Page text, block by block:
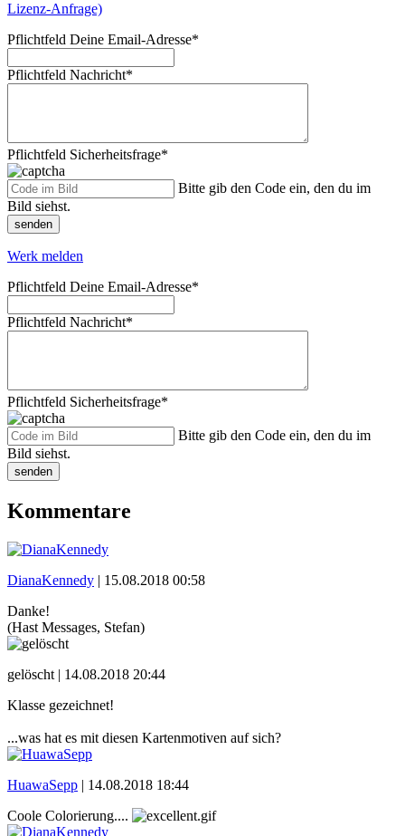
Lizenz-Anfrage)
Pflichtfeld Deine Email-Adresse*
Pflichtfeld Nachricht*
Pflichtfeld Sicherheitsfrage*
Bitte gib den Code ein, den du im
Bild siehst.
senden
Werk melden
Pflichtfeld Deine Email-Adresse*
Pflichtfeld Nachricht*
Pflichtfeld Sicherheitsfrage*
Bitte gib den Code ein, den du im
Bild siehst.
senden
Kommentare
DianaKennedy | 15.08.2018 00:58
Danke!
(Hast Messages, Stefan)
gelöscht | 14.08.2018 20:44
Klasse gezeichnet!
...was hat es mit diesen Kartenmotiven auf sich?
HuawaSepp | 14.08.2018 18:44
Coole Colorierung....